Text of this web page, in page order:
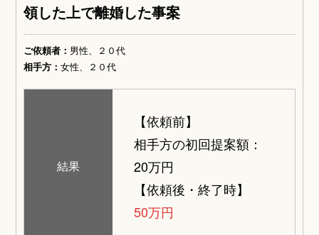
領した上で離婚した事案
ご依頼者： 男性、２０代
相手方：女性、２０代
結果
【依頼前】
相手方の初回提案額：
20万円
【依頼後・終了時】
50万円